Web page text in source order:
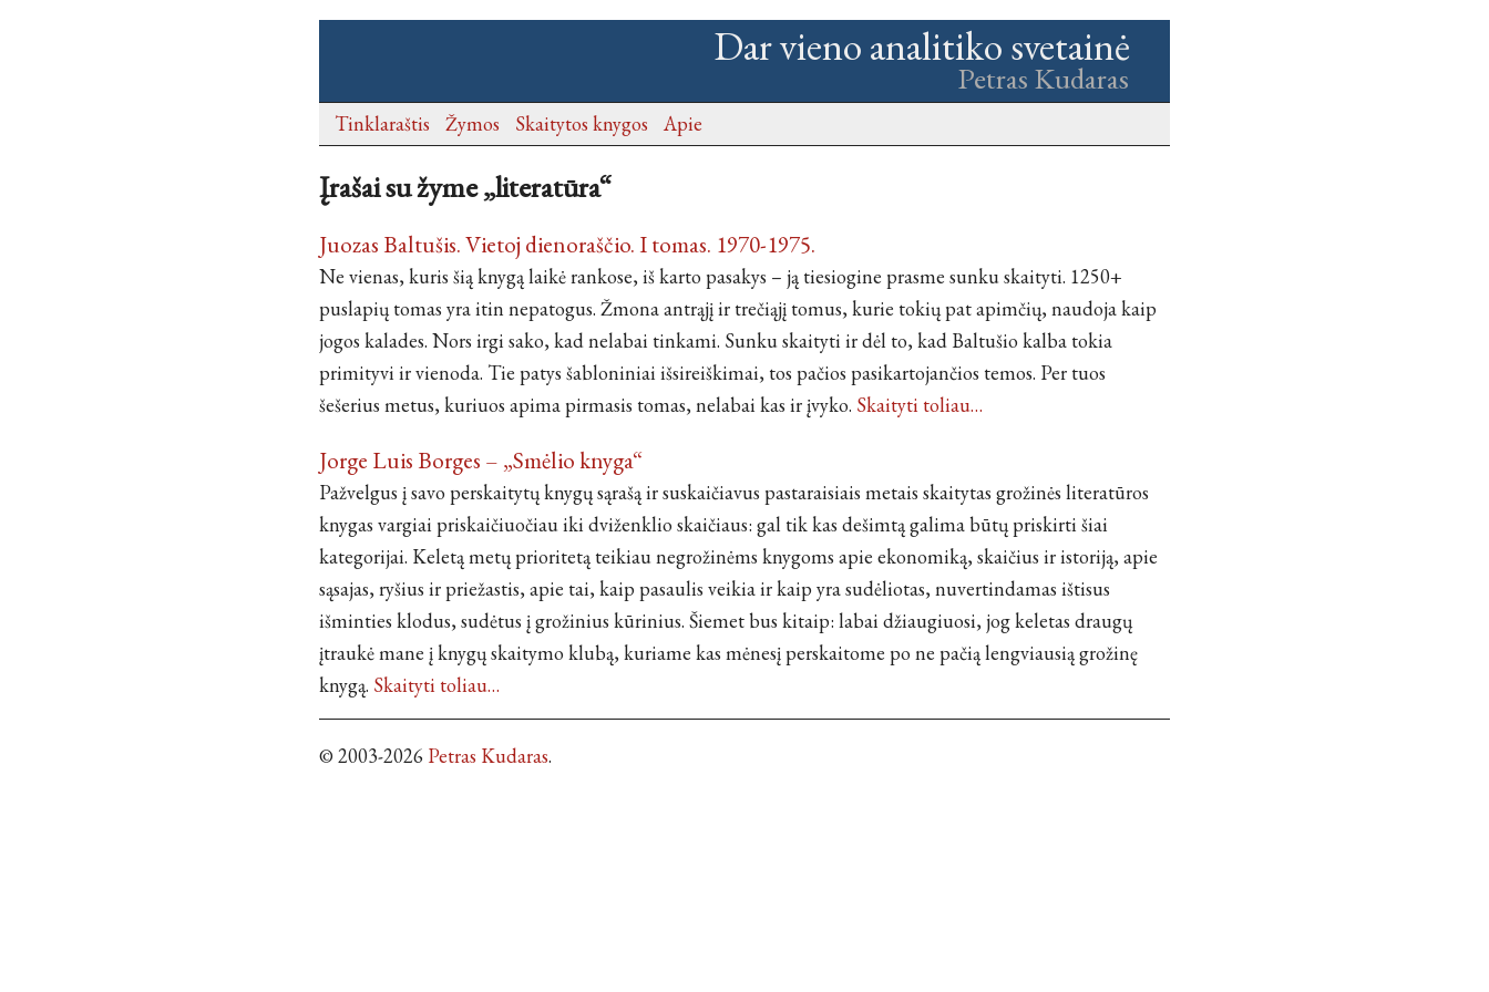
Dar vieno analitiko svetainė
Petras Kudaras
Tinklaraštis Žymos Skaitytos knygos Apie
Įrašai su žyme „literatūra“
Juozas Baltušis. Vietoj dienoraščio. I tomas. 1970-1975.
Ne vienas, kuris šią knygą laikė rankose, iš karto pasakys – ją tiesiogine prasme sunku skaityti. 1250+
puslapių tomas yra itin nepatogus. Žmona antrąjį ir trečiąjį tomus, kurie tokių pat apimčių, naudoja kaip
jogos kalades. Nors irgi sako, kad nelabai tinkami. Sunku skaityti ir dėl to, kad Baltušio kalba tokia
primityvi ir vienoda. Tie patys šabloniniai išsireiškimai, tos pačios pasikartojančios temos. Per tuos
šešerius metus, kuriuos apima pirmasis tomas, nelabai kas ir įvyko. Skaityti toliau…
Jorge Luis Borges – „Smėlio knyga“
Pažvelgus į savo perskaitytų knygų sąrašą ir suskaičiavus pastaraisiais metais skaitytas grožinės literatūros
knygas vargiai priskaičiuočiau iki dviženklio skaičiaus: gal tik kas dešimtą galima būtų priskirti šiai
kategorijai. Keletą metų prioritetą teikiau negrožinėms knygoms apie ekonomiką, skaičius ir istoriją, apie
sąsajas, ryšius ir priežastis, apie tai, kaip pasaulis veikia ir kaip yra sudėliotas, nuvertindamas ištisus
išminties klodus, sudėtus į grožinius kūrinius. Šiemet bus kitaip: labai džiaugiuosi, jog keletas draugų
įtraukė mane į knygų skaitymo klubą, kuriame kas mėnesį perskaitome po ne pačią lengviausią grožinę
knygą. Skaityti toliau…
© 2003-2026 Petras Kudaras.